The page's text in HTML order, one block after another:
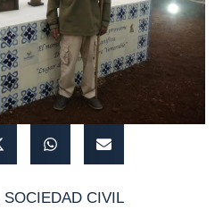
SOCIEDAD CIVIL